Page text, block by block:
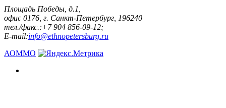
Площадь Победы, д.1,
офис 0176, г. Санкт-Петербург, 196240
тел./факс.:+7 904 856-09-12;
E-mail:info@ethnopetersburg.ru
АОММО